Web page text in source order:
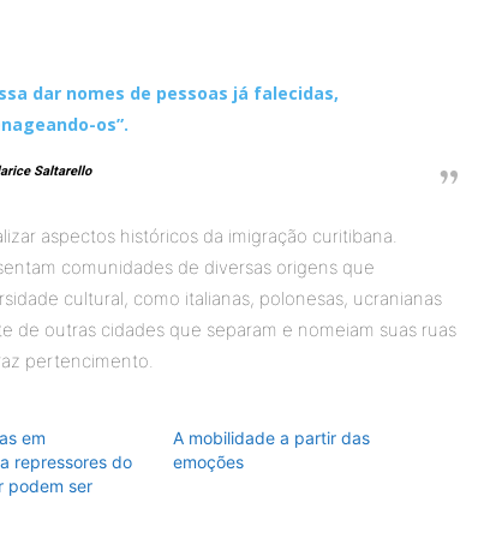
dar nomes de pessoas já falecidas,
os”.
Saltarello
aspectos históricos da imigração curitibana.
comunidades de diversas origens que
cultural, como italianas, polonesas, ucranianas
de outras cidades que separam e nomeiam suas ruas
pertencimento.
em
repressores do
podem ser
A mobilidade a partir das
emoções